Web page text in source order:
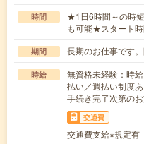
時間
★1日6時間～の時
も可能★スタート
期間 長期のお仕事です
時給
無資格未経験：時
払い／週払い制度
手続き完了次第のお
交通費
交通費支給※規定有